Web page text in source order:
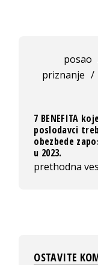
posao
priznanje /
7 BENEFITA
poslodavci
obezbede
u 2023.
prethodna
OSTAVITE